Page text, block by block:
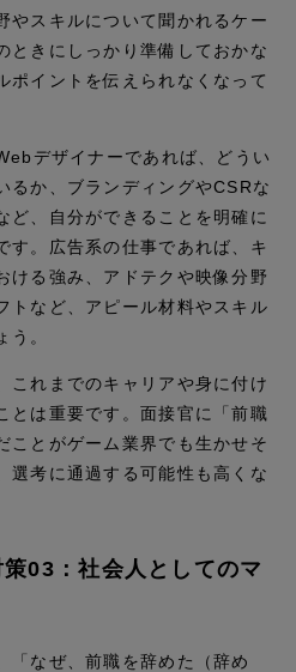
やスキルについて聞かれるケー
ときにしっかり準備しておかな
ポイントを伝えられなくなって
デザイナーであれば、どうい
るか、ブランディングやCSRな
ど、自分ができることを明確に
す。広告系の仕事であれば、キ
ける強み、アドテクや映像分野
トなど、アピール材料やスキル
う。
これまでのキャリアや身に付け
とは重要です。面接官に「前職
ことがゲーム業界でも生かせそ
選考に通過する可能性も高くな
03：社会人としてのマ
「なぜ、前職を辞めた（辞め